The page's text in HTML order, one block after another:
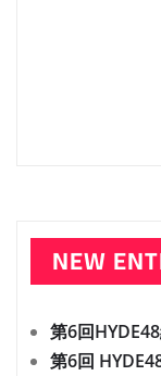
NEW
第6回
第6回